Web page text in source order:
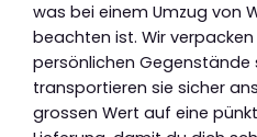
was bei einem Umzug von
beachten ist. Wir
persönlichen
transportieren sie sicher
grossen Wert auf eine